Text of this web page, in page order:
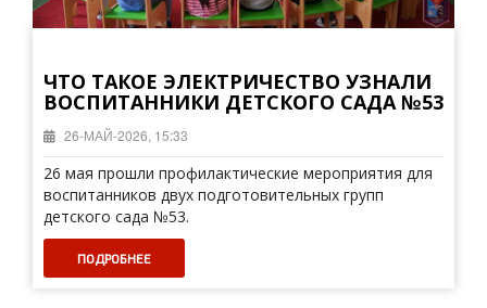
ЧТО ТАКОЕ ЭЛЕКТРИЧЕСТВО УЗНАЛИ
ВОСПИТАННИКИ ДЕТСКОГО САДА №53
26-МАЙ-2026, 15:33
26 мая прошли профилактические мероприятия для
воспитанников двух подготовительных групп
детского сада №53.
ПОДРОБНЕЕ